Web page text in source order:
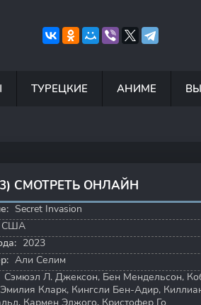
ТУРЕЦКИЕ АНИМЕ
СМОТРЕТЬ ОНЛАЙН
Secret Invasion
США
2023
Али Селим
Сэмюэл Л. Джексон, Бен Мендельсон,
Эмилия Кларк, Кингсли Бен-Адир,